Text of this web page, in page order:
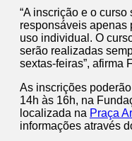
“A inscrição e o
responsáveis apenas
uso individual. O
serão realizadas
sextas-feiras”, afirma
As inscrições
14h às 16h, na
localizada na Praça
informações através